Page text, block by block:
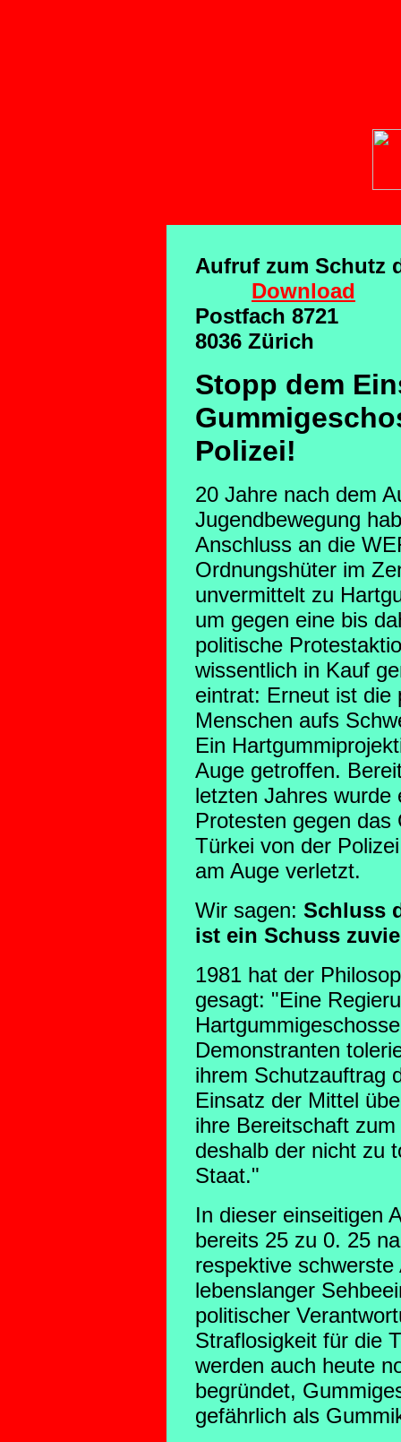
Aufruf zum Schutz
Download
Postfach 8721
8036 Zürich
Stopp dem
Polizei!
20 Jahre nach dem
Jugendbewegung
Anschluss an die
Ordnungshüter im
unvermittelt zu
um gegen eine bis
politische
wissentlich in Kauf
eintrat: Erneut ist die
Menschen aufs
Ein
Auge getroffen.
letzten Jahres wurde
Protesten gegen das
Türkei von der
am Auge verletzt.
Wir sagen: Schluss
ist ein Schuss
1981 hat der
gesagt: "Eine
Demonstranten
ihrem Schutzauftrag
Einsatz der Mittel
ihre Bereitschaft
deshalb der nicht zu
Staat."
In dieser einseitigen
bereits 25 zu 0. 25
respektive
lebenslanger
politischer
Straflosigkeit für die
werden auch heute
begründet,
gefährlich als